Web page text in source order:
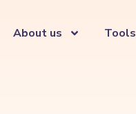
About us Tools